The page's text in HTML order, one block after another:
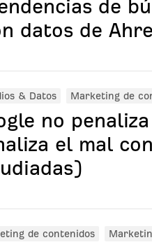
de
datos de
& Datos Marketing de
no
el mal
de contenidos